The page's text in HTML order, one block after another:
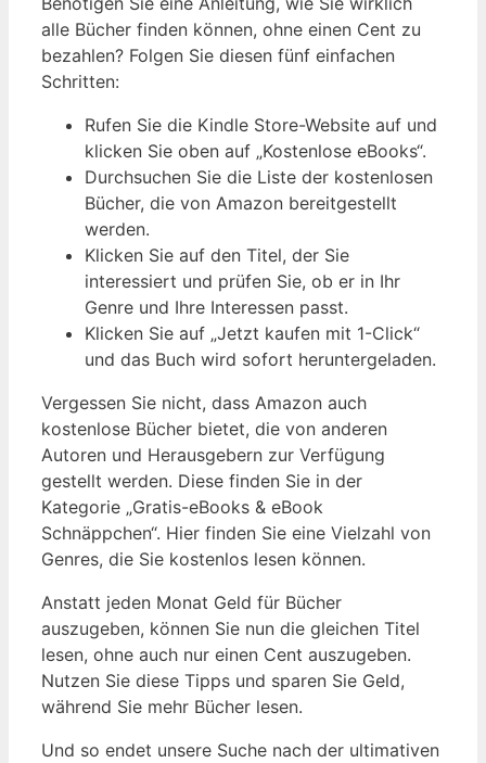
alle Bücher finden können, ohne einen Cent zu
bezahlen? Folgen Sie diesen fünf einfachen
Schritten:
Rufen Sie die Kindle Store-Website auf und
klicken Sie oben auf „Kostenlose eBooks“.
Durchsuchen Sie die Liste der kostenlosen
Bücher, die von Amazon bereitgestellt
werden.
Klicken Sie auf den Titel, der Sie
interessiert und prüfen Sie, ob er in Ihr
Genre und Ihre Interessen passt.
Klicken Sie auf „Jetzt kaufen mit 1-Click“
und das Buch wird sofort heruntergeladen.
Vergessen Sie nicht, dass Amazon auch
kostenlose Bücher bietet, die von anderen
Autoren und Herausgebern zur Verfügung
gestellt werden. Diese finden Sie in der
Kategorie „Gratis-eBooks & eBook
Schnäppchen“. Hier finden Sie eine Vielzahl von
Genres, die Sie kostenlos lesen können.
Anstatt jeden Monat Geld für Bücher
auszugeben, können Sie nun die gleichen Titel
lesen, ohne auch nur einen Cent auszugeben.
Nutzen Sie diese Tipps und sparen Sie Geld,
während Sie mehr Bücher lesen.
Und so endet unsere Suche nach der ultimativen